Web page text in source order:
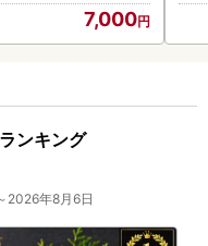
7,000
ンキング
2026年8月6日